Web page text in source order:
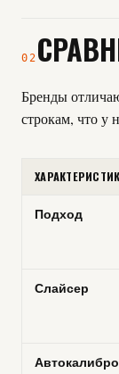
02
Бренды
строкам, что у
Подход
Слайсер